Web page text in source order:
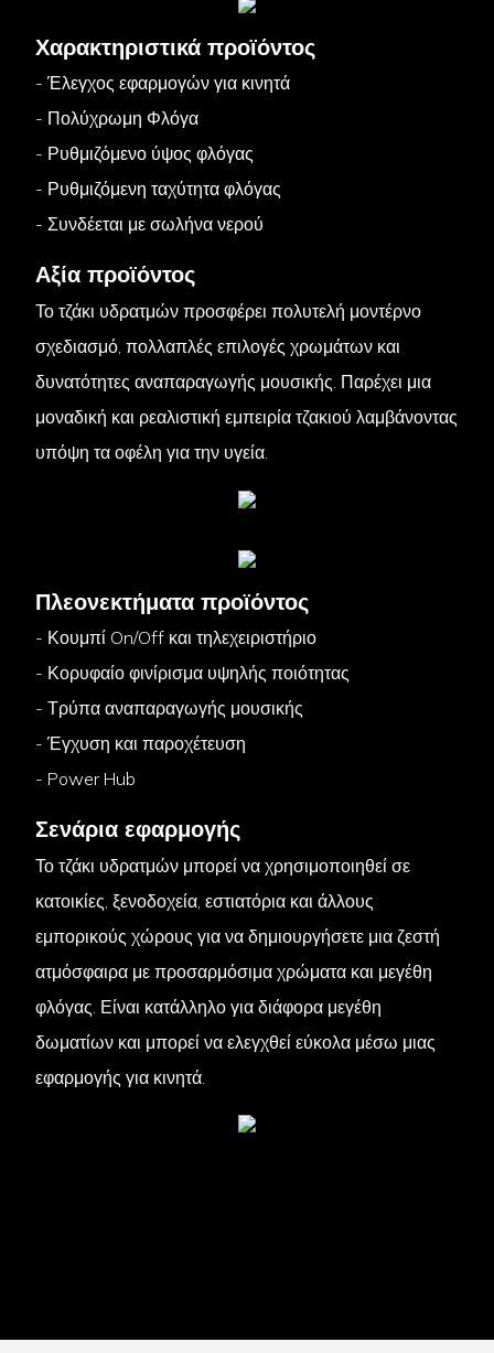
Χαρακτηριστικά προϊόντος
- Έλεγχος εφαρμογών για κινητά
- Πολύχρωμη Φλόγα
- Ρυθμιζόμενο ύψος φλόγας
- Ρυθμιζόμενη ταχύτητα φλόγας
- Συνδέεται με σωλήνα νερού
Αξία προϊόντος
Το τζάκι υδρατμών προσφέρει πολυτελή μοντέρνο
σχεδιασμό, πολλαπλές επιλογές χρωμάτων και
δυνατότητες αναπαραγωγής μουσικής. Παρέχει μια
μοναδική και ρεαλιστική εμπειρία τζακιού λαμβάνοντας
υπόψη τα οφέλη για την υγεία.
Πλεονεκτήματα προϊόντος
- Κουμπί On/Off και τηλεχειριστήριο
- Κορυφαίο φινίρισμα υψηλής ποιότητας
- Τρύπα αναπαραγωγής μουσικής
- Έγχυση και παροχέτευση
- Power Hub
Σενάρια εφαρμογής
Το τζάκι υδρατμών μπορεί να χρησιμοποιηθεί σε
κατοικίες, ξενοδοχεία, εστιατόρια και άλλους
εμπορικούς χώρους για να δημιουργήσετε μια ζεστή
ατμόσφαιρα με προσαρμόσιμα χρώματα και μεγέθη
φλόγας. Είναι κατάλληλο για διάφορα μεγέθη
δωματίων και μπορεί να ελεγχθεί εύκολα μέσω μιας
εφαρμογής για κινητά.